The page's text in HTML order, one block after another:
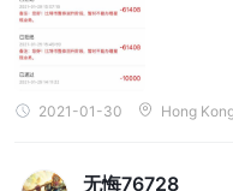
2021-01-30 Hong
无悔76728